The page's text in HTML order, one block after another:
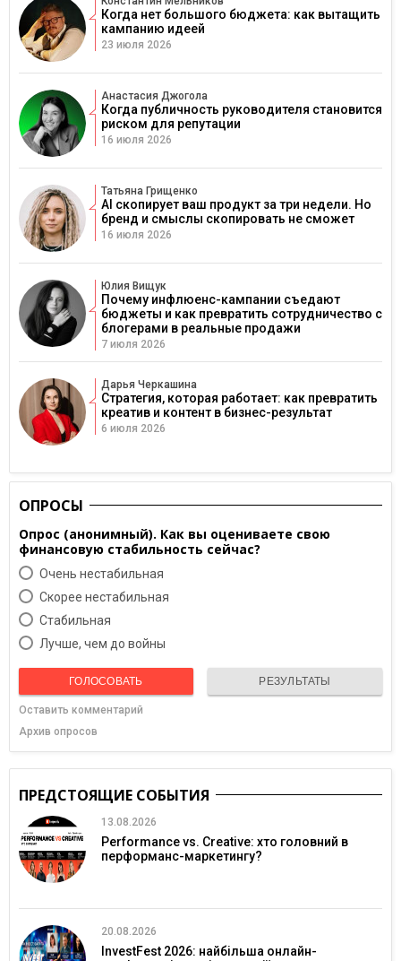
Когда нет большого бюджета: как вытащить
кампанию идеей
23 июля 2026
Анастасия Джогола
Когда публичность руководителя становится
риском для репутации
16 июля 2026
Татьяна Грищенко
AI скопирует ваш продукт за три недели. Но
бренд и смыслы скопировать не сможет
16 июля 2026
Юлия Вищук
Почему инфлюенс-кампании съедают
бюджеты и как превратить сотрудничество с
блогерами в реальные продажи
7 июля 2026
Дарья Черкашина
Стратегия, которая работает: как превратить
креатив и контент в бизнес-результат
6 июля 2026
ОПРОСЫ
Опрос (анонимный). Как вы оцениваете свою
финансовую стабильность сейчас?
Очень нестабильная
Скорее нестабильная
Cтабильная
Лучше, чем до войны
ГОЛОСОВАТЬ РЕЗУЛЬТАТЫ
Оставить комментарий
Архив опросов
ПРЕДСТОЯЩИЕ СОБЫТИЯ
13.08.2026
Performance vs. Creative: хто головний в
перформанс-маркетингу?
20.08.2026
InvestFest 2026: найбільша онлайн-